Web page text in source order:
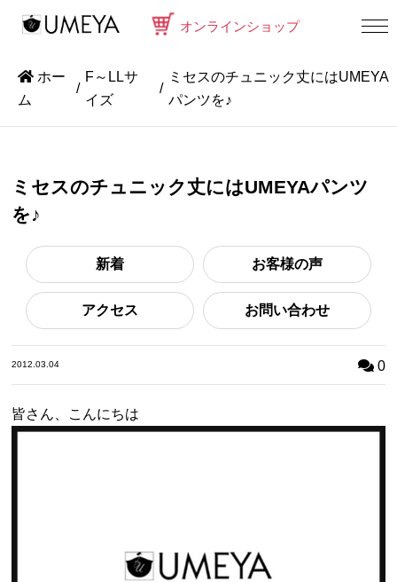
オンラインショップ
ホー
ム
F～LLサ
イズ
ミセスのチュニック丈にはUMEYA
パンツを♪
ミセスのチュニック丈にはUMEYAパンツ
を♪
新着 お客様の声
アクセス お問い合わせ
2012.03.04 0
皆さん、こんにちは